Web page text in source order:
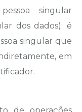
singular
dos dados); é
singular que
em